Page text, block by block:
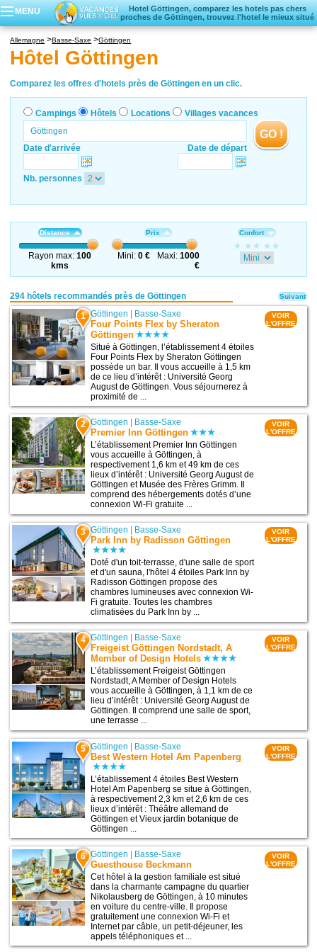
MENU
Hotel Göttingen, comparez les hotels pas chers
proches de Göttingen, trouvez l'hotel le mieux situé
Locations vacances
Villages vacances
Allemagne Basse-Saxe Göttingen
Hôtel Göttingen
Comparez les offres d'hotels près de Göttingen en un clic.
Campings Hôtels Locations Villages vacances
Date d'arrivée Date de départ
GO !
Nb. personnes
Distance
Rayon max:100
kms
Prix
Mini: 0 € Maxi:1000
€
Confort
294 hôtels recommandés près de Göttingen
1 Göttingen | Basse-Saxe
Four Points Flex by Sheraton
Göttingen
Situé à Göttingen, l’établissement 4 étoiles
Four Points Flex by Sheraton Göttingen
possède un bar. Il vous accueille à 1,5 km
de ce lieu d’intérêt : Université Georg
August de Göttingen. Vous séjournerez à
proximité de ...
VOIR
L'OFFRE
2 Göttingen Basse-Saxe
Premier Inn Göttingen
L’établissement Premier Inn Göttingen
vous accueille à Göttingen, à
respectivement 1,6 km et 49 km de ces
lieux d’intérêt : Université Georg August de
Göttingen et Musée des Frères Grimm. Il
comprend des hébergements dotés d’une
connexion Wi-Fi gratuite ...
VOIR
L'OFFRE
3 Göttingen Basse-Saxe
Park Inn by Radisson Göttingen
Doté d'un toit-terrasse, d'une salle de sport
et d'un sauna, l'hôtel 4 étoiles Park Inn by
Radisson Göttingen propose des
chambres lumineuses avec connexion Wi-
Fi gratuite. Toutes les chambres
climatisées du Park Inn by ...
VOIR
L'OFFRE
4 Göttingen Basse-Saxe
Freigeist Göttingen Nordstadt, A
Member of Design Hotels
L’établissement Freigeist Göttingen
Nordstadt, A Member of Design Hotels
vous accueille à Göttingen, à 1,1 km de ce
lieu d’intérêt : Université Georg August de
Göttingen. Il comprend une salle de sport,
une terrasse ...
VOIR
L'OFFRE
5 Göttingen | Basse-Saxe
Best Western Hotel Am Papenberg
L’établissement 4 étoiles Best Western
Hotel Am Papenberg se situe à Göttingen,
à respectivement 2,3 km et 2,6 km de ces
lieux d’intérêt : Théâtre allemand de
Göttingen et Vieux jardin botanique de
Göttingen ...
VOIR
L'OFFRE
6 Göttingen | Basse-Saxe
Guesthouse Beckmann
Cet hôtel à la gestion familiale est situé
dans la charmante campagne du quartier
Nikolausberg de Göttingen, à 10 minutes
en voiture du centre-ville. Il propose
gratuitement une connexion Wi-Fi et
Internet par câble, un petit-déjeuner, les
appels téléphoniques et ...
VOIR
L'OFFRE
Suivant